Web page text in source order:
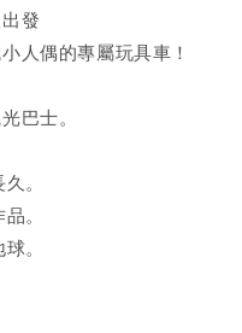
發
人偶的專屬玩具車！
巴士。
。
。
。